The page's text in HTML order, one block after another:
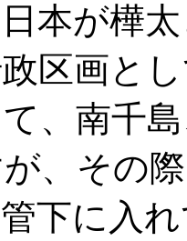
本が樺
区画と
、南千
、その
下に入